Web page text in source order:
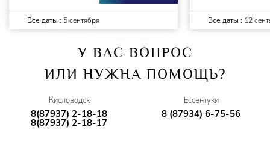
Все даты : 5 сентября Все даты : 12
У ВАС ВОПРОС
ИЛИ НУЖНА ПОМОЩЬ?
Кисловодск
8(87937) 2-18-18
8(87937) 2-18-17
Ессентуки
8 (87934) 6-75-56